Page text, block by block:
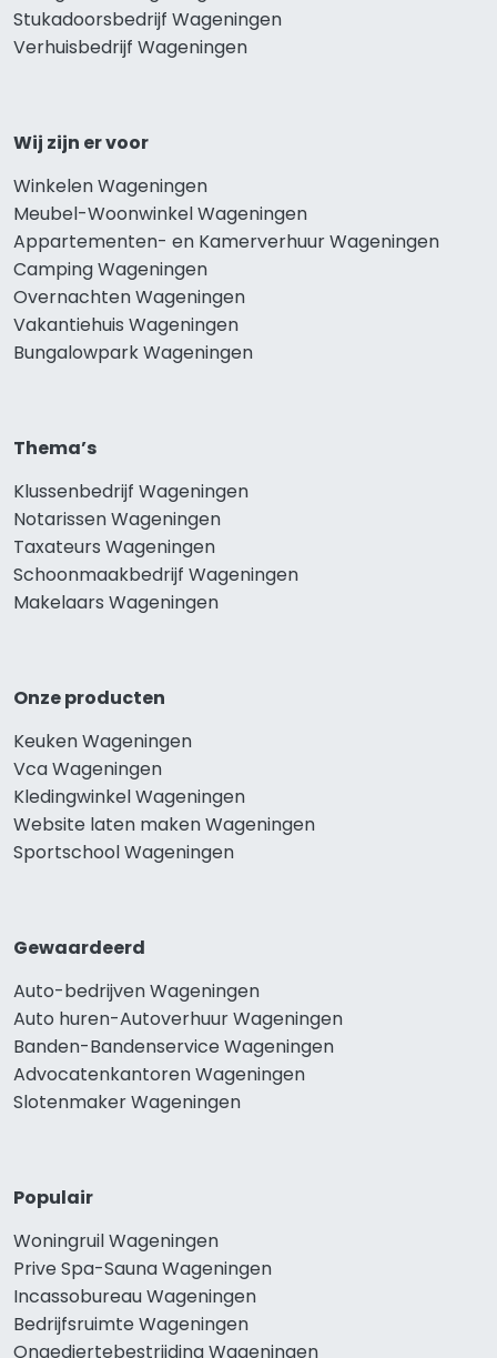
Stukadoorsbedrijf Wageningen
Verhuisbedrijf Wageningen
Wij zijn er voor
Winkelen Wageningen
Meubel-Woonwinkel Wageningen
Appartementen- en Kamerverhuur Wageningen
Camping Wageningen
Overnachten Wageningen
Vakantiehuis Wageningen
Bungalowpark Wageningen
Thema’s
Klussenbedrijf Wageningen
Notarissen Wageningen
Taxateurs Wageningen
Schoonmaakbedrijf Wageningen
Makelaars Wageningen
Onze producten
Keuken Wageningen
Vca Wageningen
Kledingwinkel Wageningen
Website laten maken Wageningen
Sportschool Wageningen
Gewaardeerd
Auto-bedrijven Wageningen
Auto huren-Autoverhuur Wageningen
Banden-Bandenservice Wageningen
Advocatenkantoren Wageningen
Slotenmaker Wageningen
Populair
Woningruil Wageningen
Prive Spa-Sauna Wageningen
Incassobureau Wageningen
Bedrijfsruimte Wageningen
Ongediertebestrijding Wageningen